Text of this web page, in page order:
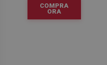
COMPRA
ORA